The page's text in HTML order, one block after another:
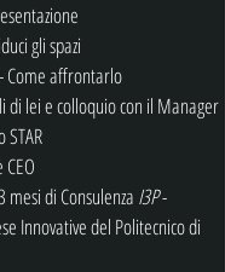
gli spazi
Come affrontarlo
di lei e colloquio con il Manager
mesi di Consulenza I3P-
Innovative del Politecnico di